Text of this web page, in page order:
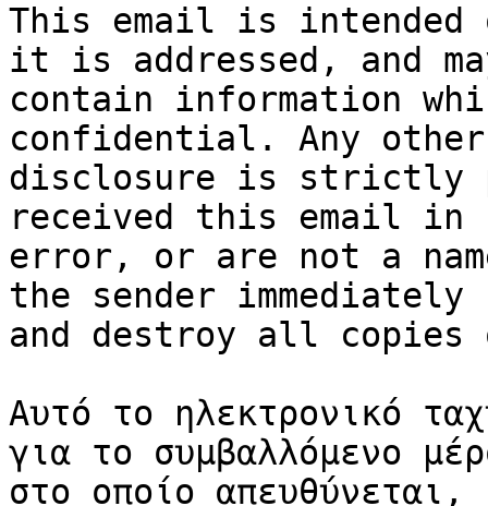
This email is intended
it is addressed, and
contain information
confidential. Any other
disclosure is strictly
received this email in
error, or are not a
the sender immediately
and destroy all
Αυτό το ηλεκτρονικό
για το συμβαλλόμενο
στο οποίο